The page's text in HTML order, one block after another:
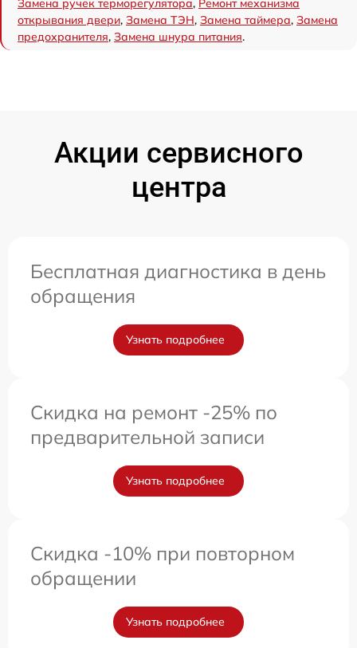
Замена ручек терморегулятора, Ремонт механизма
открывания двери, Замена ТЭН, Замена таймера, Замена
предохранителя, Замена шнура питания.
Акции сервисного
центра
Бесплатная диагностика в день
обращения
Узнать подробнее
Скидка на ремонт -25% по
предварительной записи
Узнать подробнее
Скидка -10% при повторном
обращении
Узнать подробнее